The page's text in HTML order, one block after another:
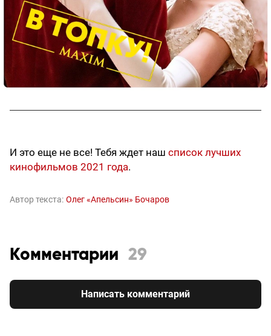
И это еще не все! Тебя ждет наш список лучших
кинофильмов 2021 года.
Автор текста: Олег «Апельсин» Бочаров
Комментарии 29
Написать комментарий